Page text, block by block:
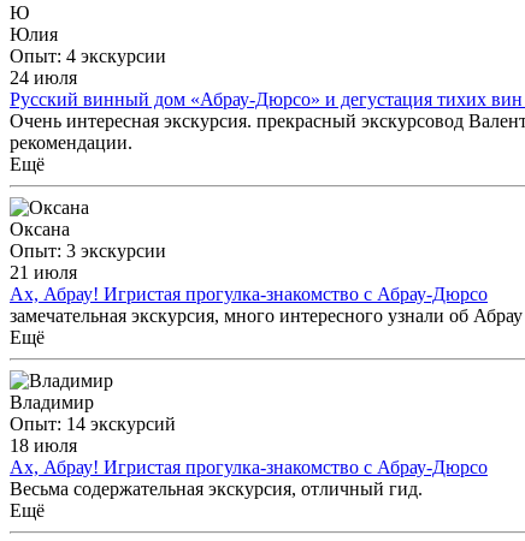
Ю
Юлия
Опыт: 4 экскурсии
24 июля
Русский винный дом «Абрау-Дюрсо» и дегустация тихих
Очень интересная экскурсия. прекрасный экскурсовод
рекомендации.
Ещё
Оксана
Опыт: 3 экскурсии
21 июля
Ах, Абрау! Игристая прогулка-знакомство с Абрау-Дюрсо
замечательная экскурсия, много интересного узнали об
Ещё
Владимир
Опыт: 14 экскурсий
18 июля
Ах, Абрау! Игристая прогулка-знакомство с Абрау-Дюрсо
Весьма содержательная экскурсия, отличный гид.
Ещё